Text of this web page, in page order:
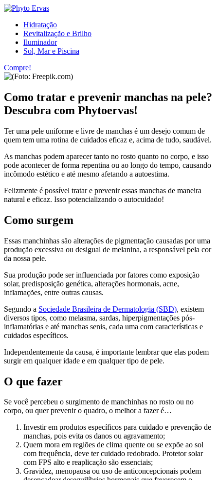
Hidratação
Revitalização e Brilho
Iluminador
Sol, Mar e Piscina
Compre!
Como tratar e prevenir manchas na pele?
Descubra com Phytoervas!
Ter uma pele uniforme e livre de manchas é um desejo comum de
quem tem uma rotina de cuidados eficaz e, acima de tudo, saudável.
As manchas podem aparecer tanto no rosto quanto no corpo, e isso
pode acontecer de forma repentina ou ao longo do tempo, causando
incômodo estético e até mesmo afetando a autoestima.
Felizmente é possível tratar e prevenir essas manchas de maneira
natural e eficaz. Isso potencializando o autocuidado!
Como surgem
Essas manchinhas são alterações de pigmentação causadas por uma
produção excessiva ou desigual de melanina, a responsável pela cor
da nossa pele.
Sua produção pode ser influenciada por fatores como exposição
solar, predisposição genética, alterações hormonais, acne,
inflamações, entre outras causas.
Segundo a Sociedade Brasileira de Dermatologia (SBD), existem
diversos tipos, como melasma, sardas, hiperpigmentações pós-
inflamatórias e até manchas senis, cada uma com características e
cuidados específicos.
Independentemente da causa, é importante lembrar que elas podem
surgir em qualquer idade e em qualquer tipo de pele.
O que fazer
Se você percebeu o surgimento de manchinhas no rosto ou no
corpo, ou quer prevenir o quadro, o melhor a fazer é…
Investir em produtos específicos para cuidado e prevenção de
manchas, pois evita os danos ou agravamento;
Quem mora em regiões de clima quente ou se expõe ao sol
com frequência, deve ter cuidado redobrado. Protetor solar
com FPS alto e reaplicação são essenciais;
Gravidez, menopausa ou uso de anticoncepcionais podem